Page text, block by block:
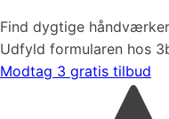
Find dygtige
Udfyld formularen hos
Modtag 3 gratis tilbud